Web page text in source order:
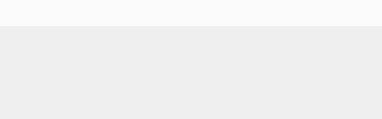
Dikkat etmeniz gerek durum: tarafımıza yapılacak bütün gönderilerin